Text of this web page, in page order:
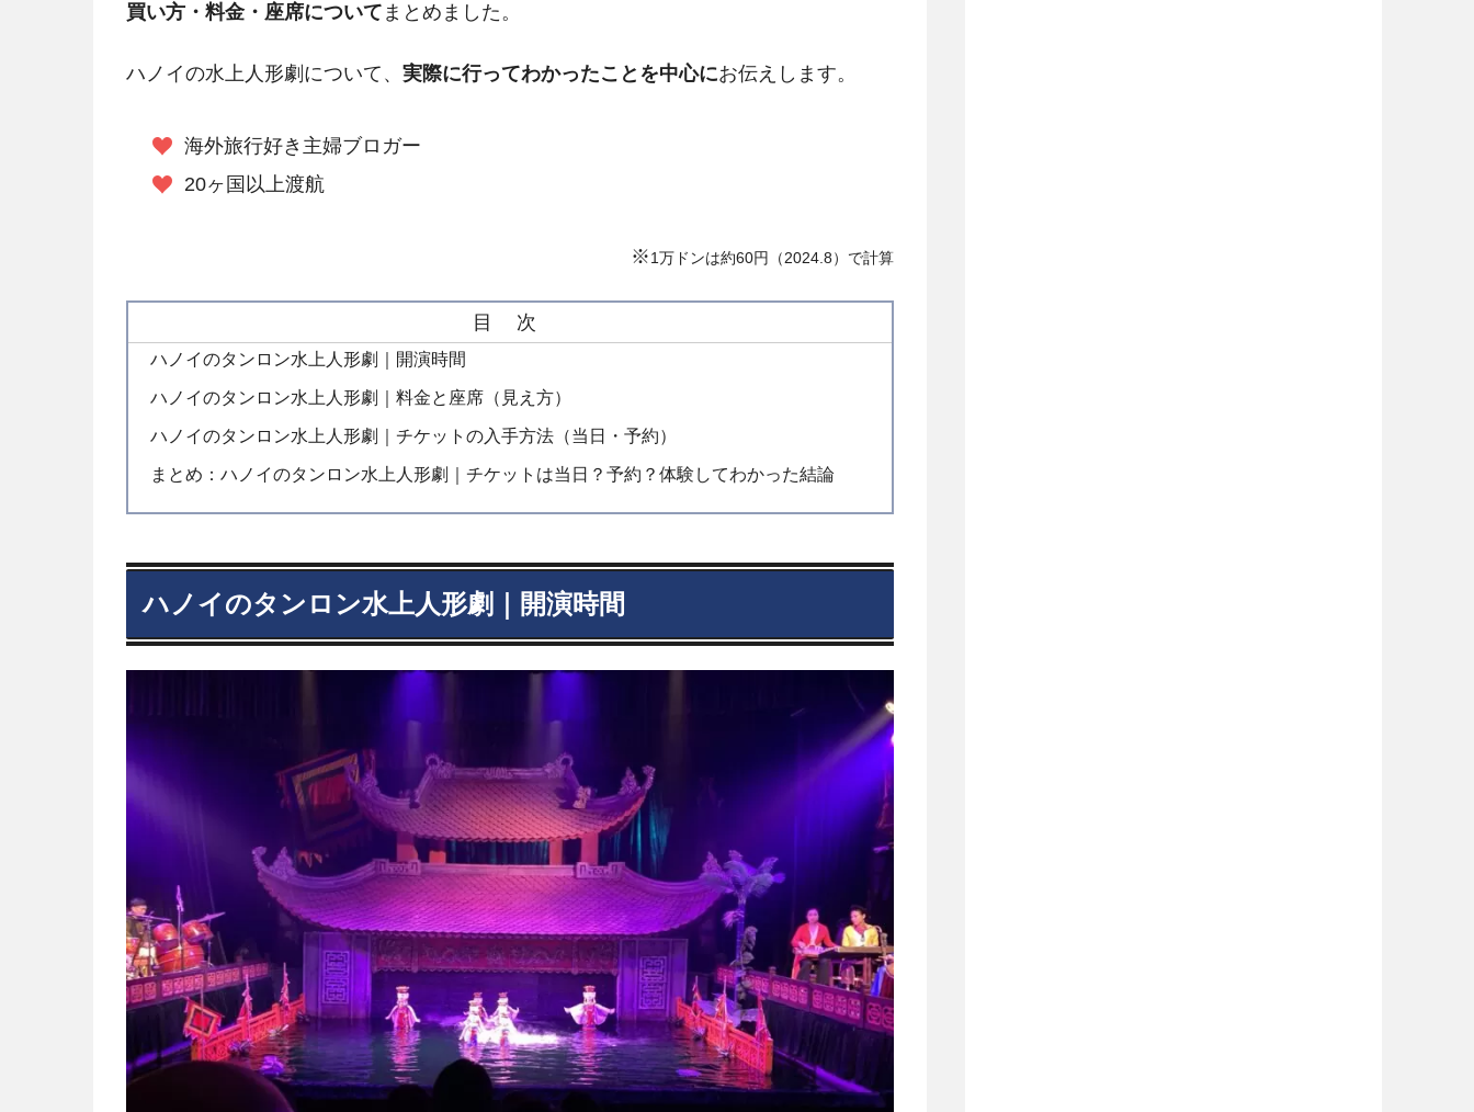
買い方・料金・座席について まとめました。
ハノイの水上人形劇について、 実際に行ってわかったことを中心にお伝えします。
海外旅行好き主婦ブロガー
20ヶ国以上渡航
※1万ドンは約60円（2024.8）で計算
目 次
ハノイのタンロン水上人形劇｜開演時間
ハノイのタンロン水上人形劇｜料金と座席（見え方）
ハノイのタンロン水上人形劇｜チケットの入手方法（当日・予約）
まとめ：ハノイのタンロン水上人形劇｜チケットは当日？予約？体験してわかった結論
ハノイのタンロン水上人形劇｜開演時間